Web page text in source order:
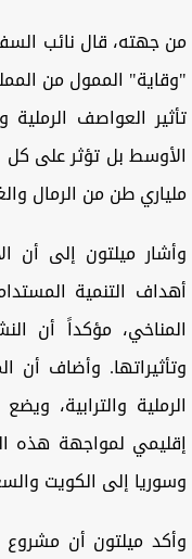
من جهته، قال نائب
"وقاية" الممول من
تأثير العواصف
الأوسط بل تؤثر على كل
ملياري طن من الرمال
وأشار ميلتون إلى أن
أهداف التنمية
المناخي، مؤكداً أن
وتأثيراتها. وأضاف
الرملية والترابية،
إقليمي لمواجهة هذه
وسوريا إلى الكويت
وأكد ميلتون أن مشروع